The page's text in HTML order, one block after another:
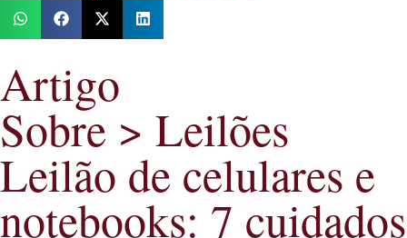
Artigo
Sobre > Leilões
Leilão de celulares e
notebooks: 7 cuidados